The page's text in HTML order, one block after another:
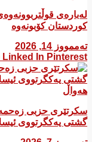
لەبارەی
كوردستان كۆبونەوە
تەممووز 14, 2026
Linked In Pinterest
هەواڵ
سکرتێری حزبی
گشتی یەکگرتووی